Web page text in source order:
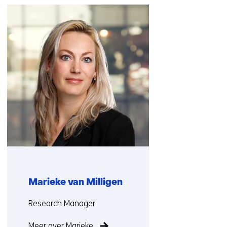
navigatie
over
(Neem
contact
met
ons
op)
Marieke van Milligen
Functie:
Research Manager